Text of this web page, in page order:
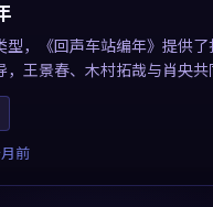
型，《回声车站编年》提供了
，王景春、木村拓哉与肖央共
利亚上映，内容用喜剧外壳包
关键词包含高清流畅、人物关
2017战争」「澳大利亚电影」
前